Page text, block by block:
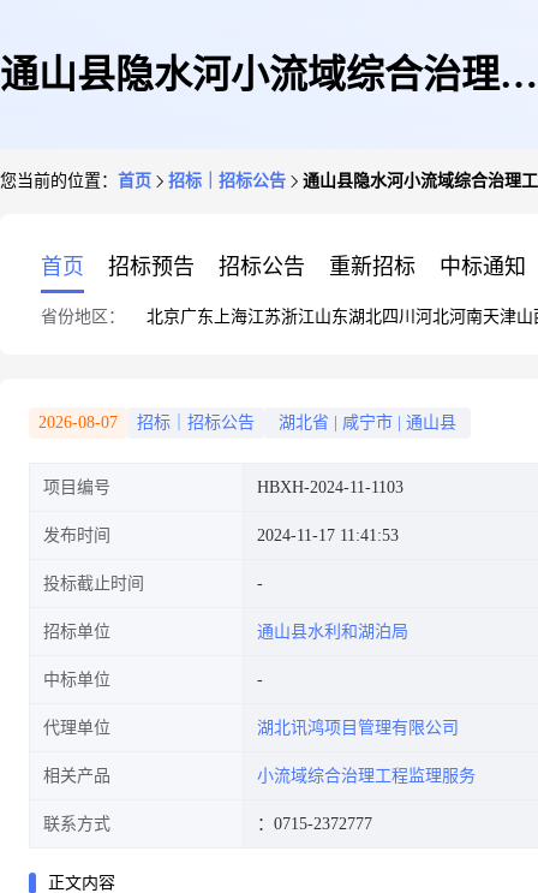
通山县隐水河小流域综合治理工
您当前的位置： 首页 招标｜招标公告 通山县隐水河小流域综合治理
首页 招标预告 招标公告 重新招标 中标通知
省份地区： 北京广东 上海江苏浙江山东湖北四川 河北河南天津山
2026-08-07 招标｜招标公告 湖北省 咸宁市 通山县
项目编号 HBXH-2024-11-1103
发布时间 2024-11-17 11:41:53
投标截止时间
招标单位 通山县水利和湖泊局
中标单位
代理单位 湖北讯鸿项目管理有限公司
相关产品 小流域综合治理工程监理服务
联系方式 ：0715-2372777
正文内容